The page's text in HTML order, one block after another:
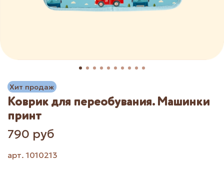
Хит продаж
арт.1010213
Коврик для переобувания. Машинки
принт
790 руб